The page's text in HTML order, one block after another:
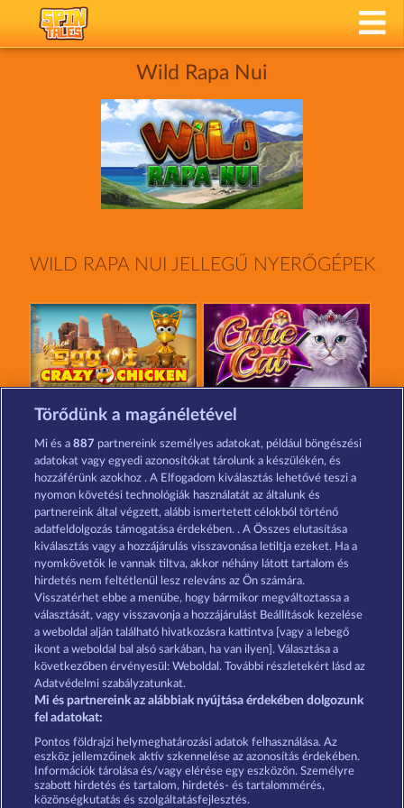
Wild Rapa Nui
WILD RAPA NUI JELLEGŰ NYERŐGÉPEK
Golden Ei of Moorhuhn Cutie Cat
Savanna Moon Night Wolves
Részvételi feltételek
Adatkezelési tájékoztató Impresszum
A cég GYIK Partnerprogram
Törődünk a magánéletével
Mi és a887 partnereink személyes adatokat, például böngészési
adatokat vagy egyedi azonosítókat tárolunk a készülékén, és
hozzáférünk azokhoz . A Elfogadom kiválasztás lehetővé teszi a
nyomon követési technológiák használatát az általunk és
partnereink által végzett, alább ismertetett célokból történő
adatfeldolgozás támogatása érdekében. . A Összes elutasítása
kiválasztás vagy a hozzájárulás visszavonása letiltja ezeket. Ha a
nyomkövetők le vannak tiltva, akkor néhány látott tartalom és
hirdetés nem feltétlenül lesz releváns az Ön számára.
Visszatérhet ebbe a menübe, hogy bármikor megváltoztassa a
választását, vagy visszavonja a hozzájárulást Beállítások kezelése
a weboldal alján található hivatkozásra kattintva [vagy a lebegő
ikont a weboldal bal alsó sarkában, ha van ilyen]. Választása a
következőben érvényesül: Weboldal. További részletekért lásd az
Adatvédelmi szabályzatunkat.
Mi és partnereink az alábbiak nyújtása érdekében dolgozunk
fel adatokat:
Pontos földrajzi helymeghatározási adatok felhasználása. Az
eszköz jellemzőinek aktív szkennelése az azonosítás érdekében.
Információk tárolása és/vagy elérése egy eszközön. Személyre
szabott hirdetés és tartalom, hirdetés- és tartalommérés,
közönségkutatás és szolgáltatásfejlesztés.